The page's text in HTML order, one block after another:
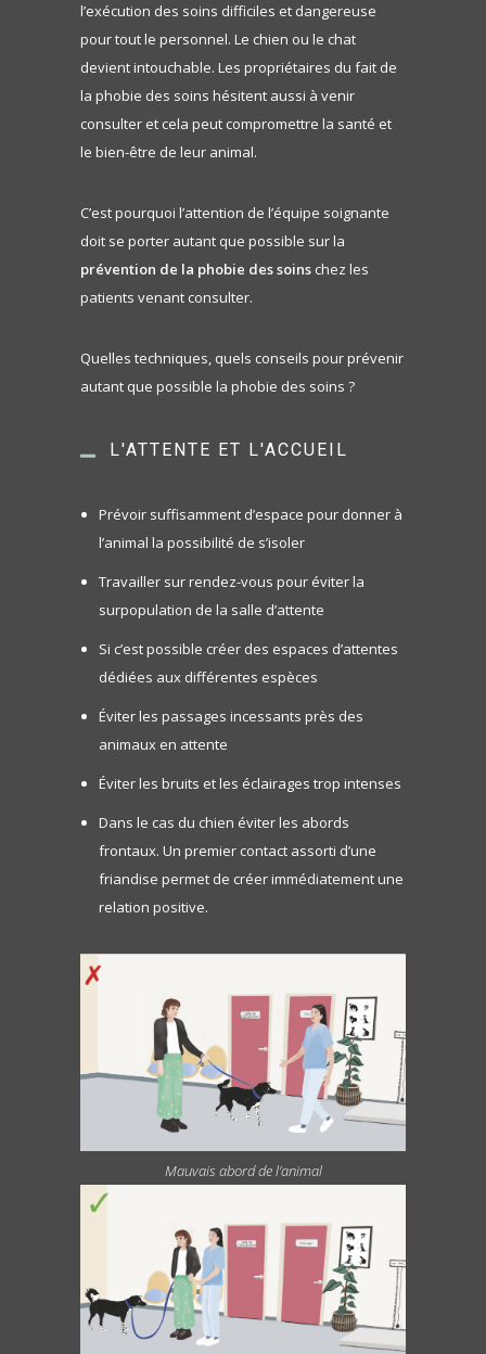
l’exécution des soins difficiles et dangereuse
pour tout le personnel. Le chien ou le chat
devient intouchable. Les propriétaires du fait de
la phobie des soins hésitent aussi à venir
consulter et cela peut compromettre la santé et
le bien-être de leur animal.
C’est pourquoi l’attention de l’équipe soignante
doit se porter autant que possible sur la
prévention de la phobie des soins chez les
patients venant consulter.
Quelles techniques, quels conseils pour prévenir
autant que possible la phobie des soins ?
L'ATTENTE ET L'ACCUEIL
Prévoir suffisamment d’espace pour donner à
l’animal la possibilité de s’isoler
Travailler sur rendez-vous pour éviter la
surpopulation de la salle d’attente
Si c’est possible créer des espaces d’attentes
dédiées aux différentes espèces
Éviter les passages incessants près des
animaux en attente
Éviter les bruits et les éclairages trop intenses
Dans le cas du chien éviter les abords
frontaux. Un premier contact assorti d’une
friandise permet de créer immédiatement une
relation positive.
Mauvais abord de l’animal